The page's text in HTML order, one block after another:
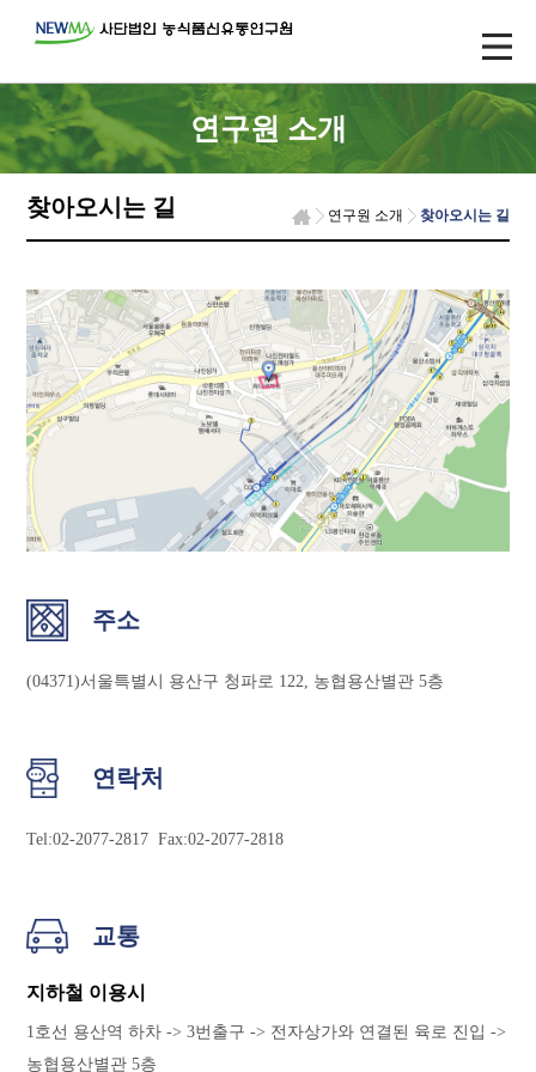
연구원 소개
찾아오시는 길 연구원 소개 찾아오시는 길
주소
(04371)서울특별시 용산구 청파로 122, 농협용산별관 5층
연락처
Tel:02-2077-2817 Fax:02-2077-2818
교통
지하철 이용시
1호선 용산역 하차 -> 3번출구 -> 전자상가와 연결된 육로 진입 ->
농협용산별관 5층